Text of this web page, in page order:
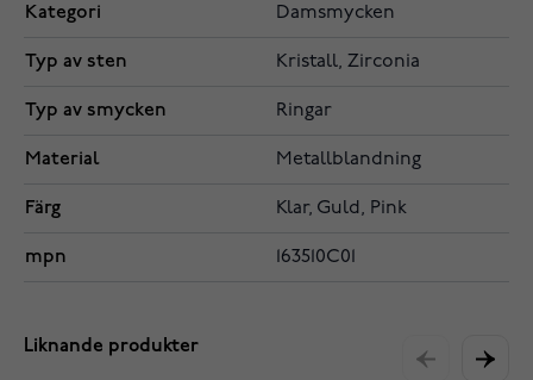
Kategori Damsmycken
Typ av sten Kristall, Zirconia
Typ av smycken Ringar
Material Metallblandning
Färg Klar, Guld, Pink
mpn 163510C01
Liknande produkter